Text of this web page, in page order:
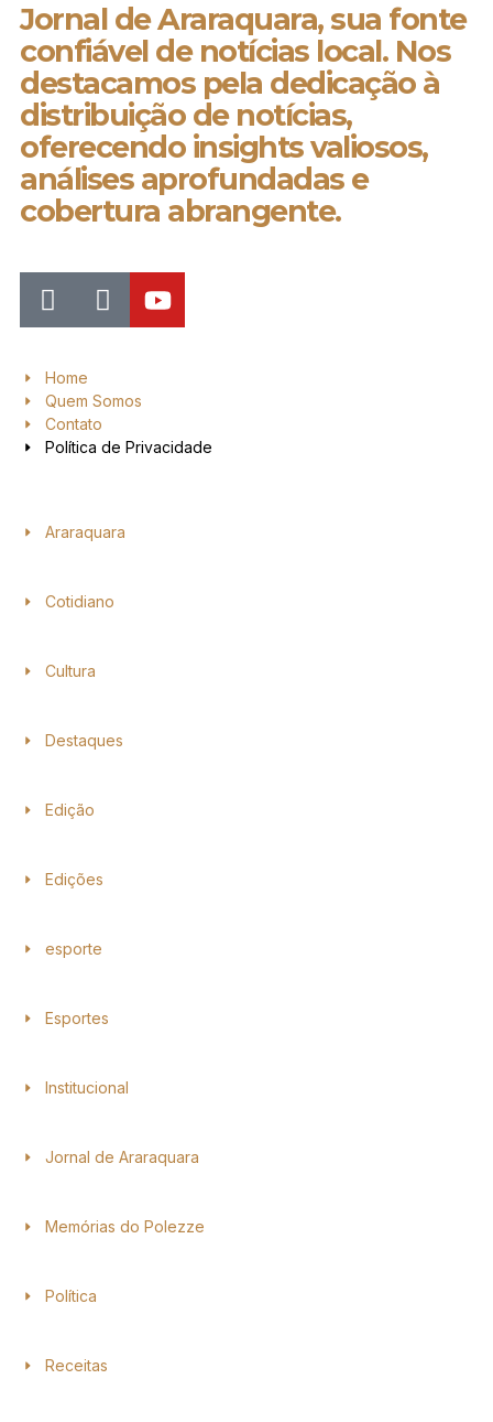
Jornal de Araraquara, sua fonte
confiável de notícias local. Nos
destacamos pela dedicação à
distribuição de notícias,
oferecendo insights valiosos,
análises aprofundadas e
cobertura abrangente.
Home
Quem Somos
Contato
Política de Privacidade
Araraquara
Cotidiano
Cultura
Destaques
Edição
Edições
esporte
Esportes
Institucional
Jornal de Araraquara
Memórias do Polezze
Política
Receitas